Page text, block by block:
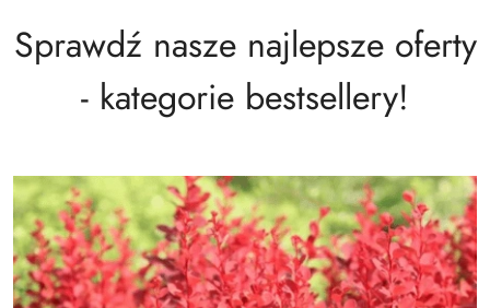
Sprawdź nasze najlepsze oferty
- kategorie bestsellery!